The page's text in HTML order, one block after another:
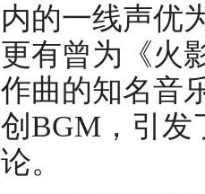
内的一线声优
更有曾为《火
作曲的知名音
创BGM，引发
论。